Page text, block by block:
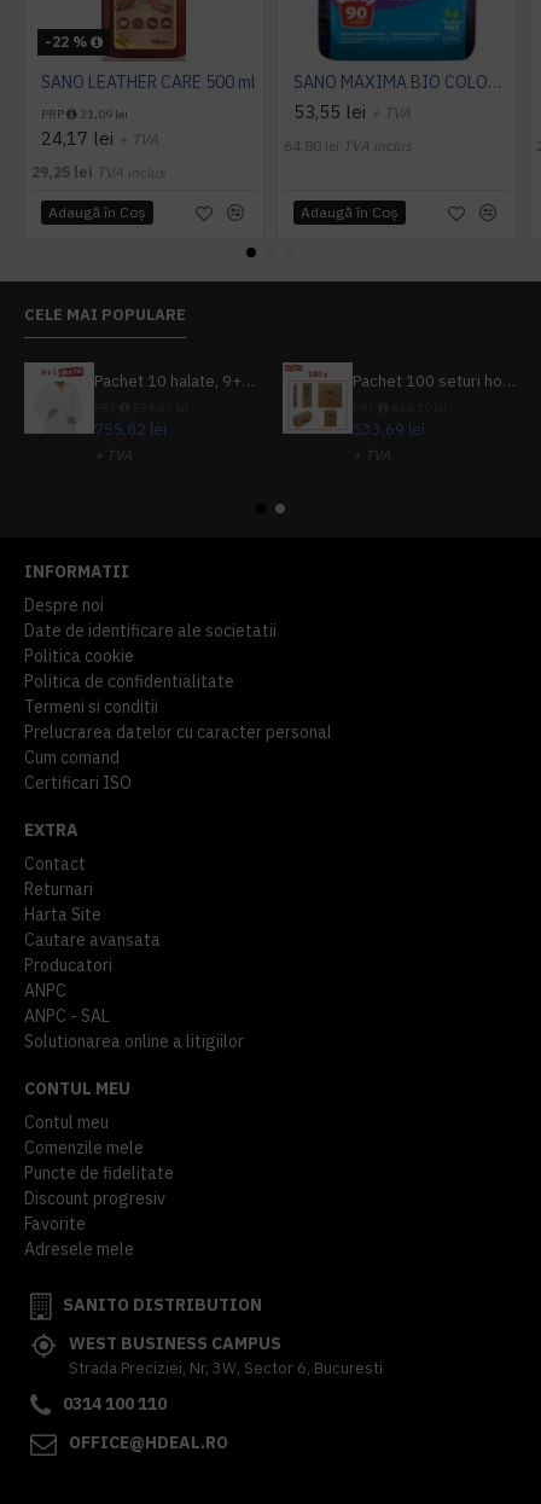
-22 %
SANO LEATHER CARE 500 ml
PRP 31,09 lei
24,17 lei + TVA
29,25 lei TVA inclus
Adaugă în Coş
SANO MAXIMA BIO COLOR DETERGENT PUDRA, 3.25 Kg
53,55 lei + TVA
64,80 lei TVA inclus
Adaugă în Coş
CELE MAI POPULARE
Pachet 10 halate, 9+1 gratuit
755,82 lei
+ TVA
Pachet 100 seturi hoteliere, set dentar, set barbierit, casca de dus, pila unghii, set cusut
533,69 lei
+ TVA
INFORMATII
Despre noi
Date de identificare ale societatii
Politica cookie
Politica de confidentialitate
Termeni si conditii
Prelucrarea datelor cu caracter personal
Cum comand
Certificari ISO
EXTRA
Contact
Returnari
Harta Site
Cautare avansata
Producatori
ANPC
ANPC - SAL
Solutionarea online a litigiilor
CONTUL MEU
Contul meu
Comenzile mele
Puncte de fidelitate
Discount progresiv
Favorite
Adresele mele
SANITO DISTRIBUTION
WEST BUSINESS CAMPUS
Strada Preciziei, Nr, 3W, Sector 6, Bucuresti
0314 100 110
OFFICE@HDEAL.RO